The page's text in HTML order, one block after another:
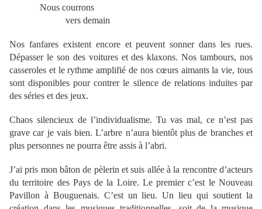
Nous courrons
vers demain
Nos fanfares existent encore et peuvent sonner dans les rues.
Dépasser le son des voitures et des klaxons. Nos tambours, nos
casseroles et le rythme amplifié de nos cœurs aimants la vie, tous
sont disponibles pour contrer le silence de relations induites par
des séries et des jeux.
Chaos silencieux de l’individualisme. Tu vas mal, ce n’est pas
grave car je vais bien. L’arbre n’aura bientôt plus de branches et
plus personnes ne pourra être assis à l’abri.
J’ai pris mon bâton de pèlerin et suis allée à la rencontre d’acteurs
du territoire des Pays de la Loire. Le premier c’est le Nouveau
Pavillon à Bouguenais. C’est un lieu. Un lieu qui soutient la